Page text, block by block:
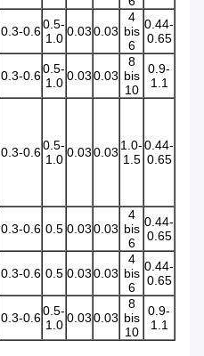
0.3-0.60.5-
1.0 0.030.03
4
bis
6
0.44-
0.65
0.3-0.60.5-
1.0 0.030.03
8
bis
10
0.9-
1.1
0.3-0.60.5-
1.0 0.030.03 1.0-
1.5
0.44-
0.65
0.3-0.6 0.5 0.030.03
4
bis
6
0.44-
0.65
0.3-0.6 0.5 0.030.03
4
bis
6
0.44-
0.65
0.3-0.60.5-
1.0 0.030.03
8
bis
10
0.9-
1.1